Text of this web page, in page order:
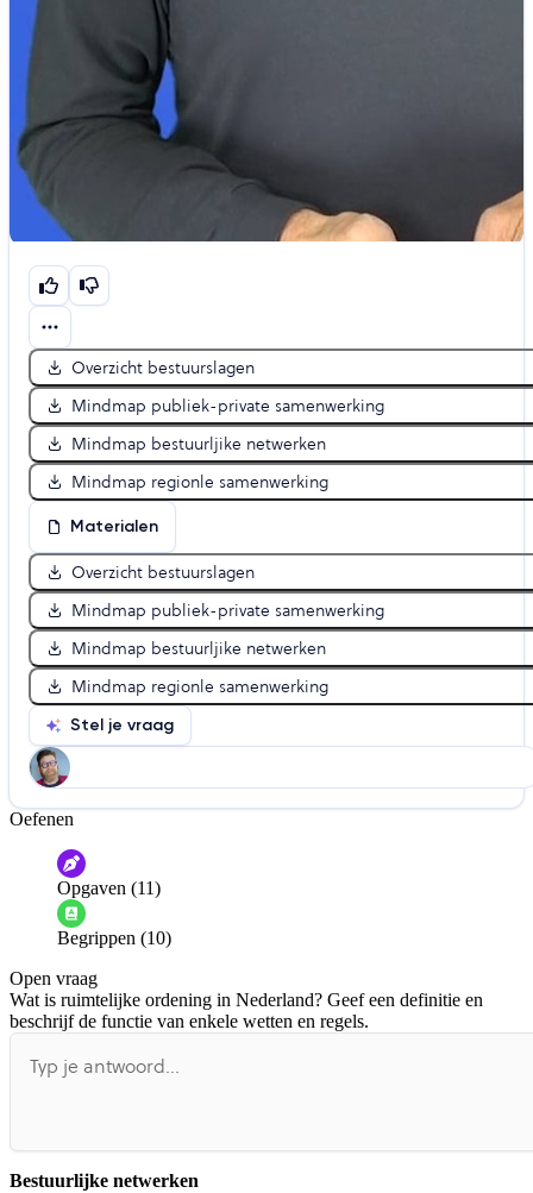
Overzicht bestuurslagen
Mindmap publiek-private samenwerking
Mindmap bestuurljike netwerken
Mindmap regionle samenwerking
Materialen
Overzicht bestuurslagen
Mindmap publiek-private samenwerking
Mindmap bestuurljike netwerken
Mindmap regionle samenwerking
Stel je vraag
Help ons de video te verbeteren
De audio is slecht
Informatie is onjuist
De docent is te langdradig
De uitleg gaat te langzaam
Afspelen werkte niet
Iets anders
Oefenen
Opgaven (11)
Begrippen (10)
Open vraag
Wat is ruimtelijke ordening in Nederland? Geef een definitie en
beschrijf de functie van enkele wetten en regels.
Bestuurlijke netwerken